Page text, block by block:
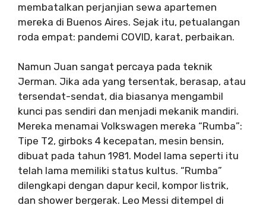
membatalkan perjanjian sewa apartemen
mereka di Buenos Aires. Sejak itu, petualangan
roda empat: pandemi COVID, karat, perbaikan.
Namun Juan sangat percaya pada teknik
Jerman. Jika ada yang tersentak, berasap, atau
tersendat-sendat, dia biasanya mengambil
kunci pas sendiri dan menjadi mekanik mandiri.
Mereka menamai Volkswagen mereka “Rumba”:
Tipe T2, girboks 4 kecepatan, mesin bensin,
dibuat pada tahun 1981. Model lama seperti itu
telah lama memiliki status kultus. “Rumba”
dilengkapi dengan dapur kecil, kompor listrik,
dan shower bergerak. Leo Messi ditempel di